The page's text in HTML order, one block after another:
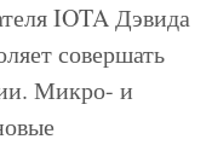
IOTA Дэвида
совершать
Микро- и